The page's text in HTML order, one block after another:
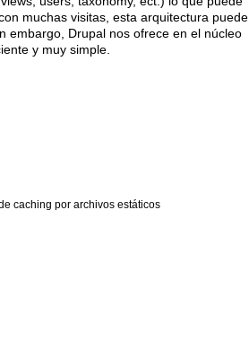
muchas visitas, esta arquitectura puede
embargo, Drupal nos ofrece en el núcleo
y muy simple.
caching por archivos estáticos